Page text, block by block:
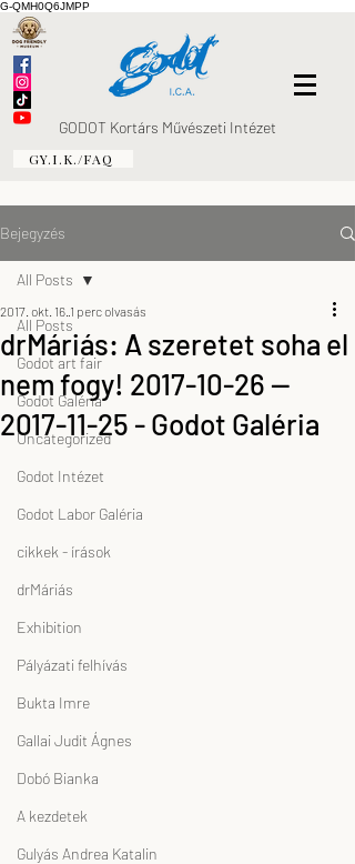
G-QMH0Q6JMPP
GODOT Kortárs Művészeti Intézet
GY.I.K./FAQ
Bejegyzés
All Posts
Godot art fair
Godot Galéria
Uncategorized
Godot Intézet
Godot Labor Galéria
cikkek - írások
drMáriás
Exhibition
Pályázati felhívás
Bukta Imre
Gallai Judit Ágnes
Dobó Bianka
A kezdetek
Gulyás Andrea Katalin
All Posts
drMáriás: A szeretet soha el
nem fogy! 2017-10-26 —
2017-11-25 - Godot Galéria
2017. okt. 16. 1 perc olvasás